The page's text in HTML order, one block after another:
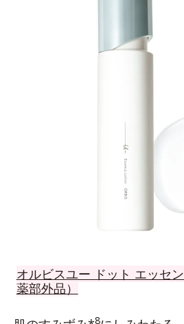
オルビスユー ドット エッセ
薬部外品）
8